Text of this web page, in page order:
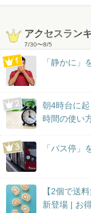
アクセスラン
7/30〜8/5
「静かに」
朝4時台に
時間の使い方
「バス停」
【2個で送
新登場 | お